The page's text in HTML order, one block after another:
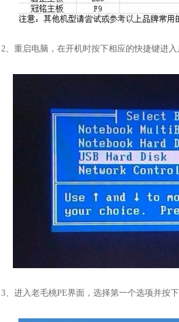
2、重启电脑，在开机时按下相应的快捷键进
3、进入老毛桃PE界面，选择第一个选项并按